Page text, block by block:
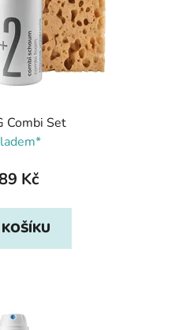
Combi Set
Kč